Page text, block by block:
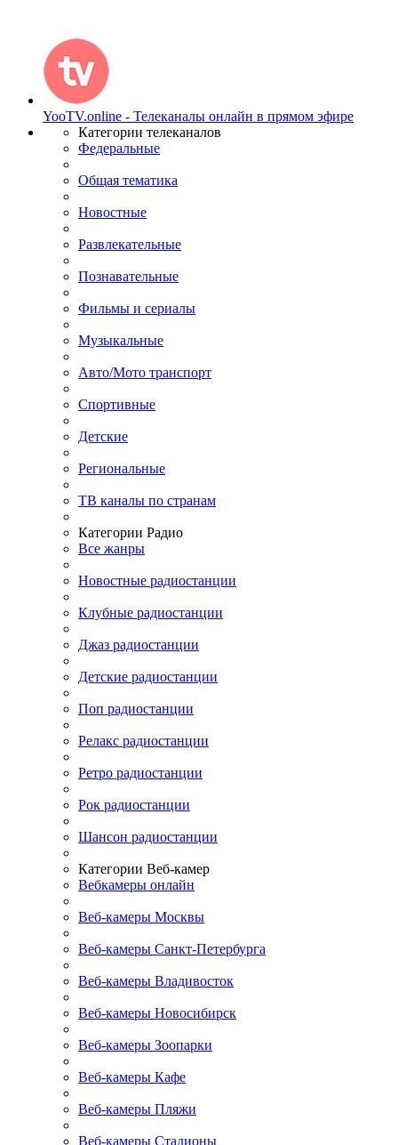
YooTV.online - Телеканалы онлайн в прямом эфире
Категории телеканалов
Федеральные
Общая тематика
Новостные
Развлекательные
Познавательные
Фильмы и сериалы
Музыкальные
Авто/Мото транспорт
Спортивные
Детские
Региональные
ТВ каналы по странам
Категории Радио
Все жанры
Новостные радиостанции
Клубные радиостанции
Джаз радиостанции
Детские радиостанции
Поп радиостанции
Релакс радиостанции
Ретро радиостанции
Рок радиостанции
Шансон радиостанции
Категории Веб-камер
Вебкамеры онлайн
Веб-камеры Москвы
Веб-камеры Санкт-Петербурга
Веб-камеры Владивосток
Веб-камеры Новосибирск
Веб-камеры Зоопарки
Веб-камеры Кафе
Веб-камеры Пляжи
Веб-камеры Стадионы